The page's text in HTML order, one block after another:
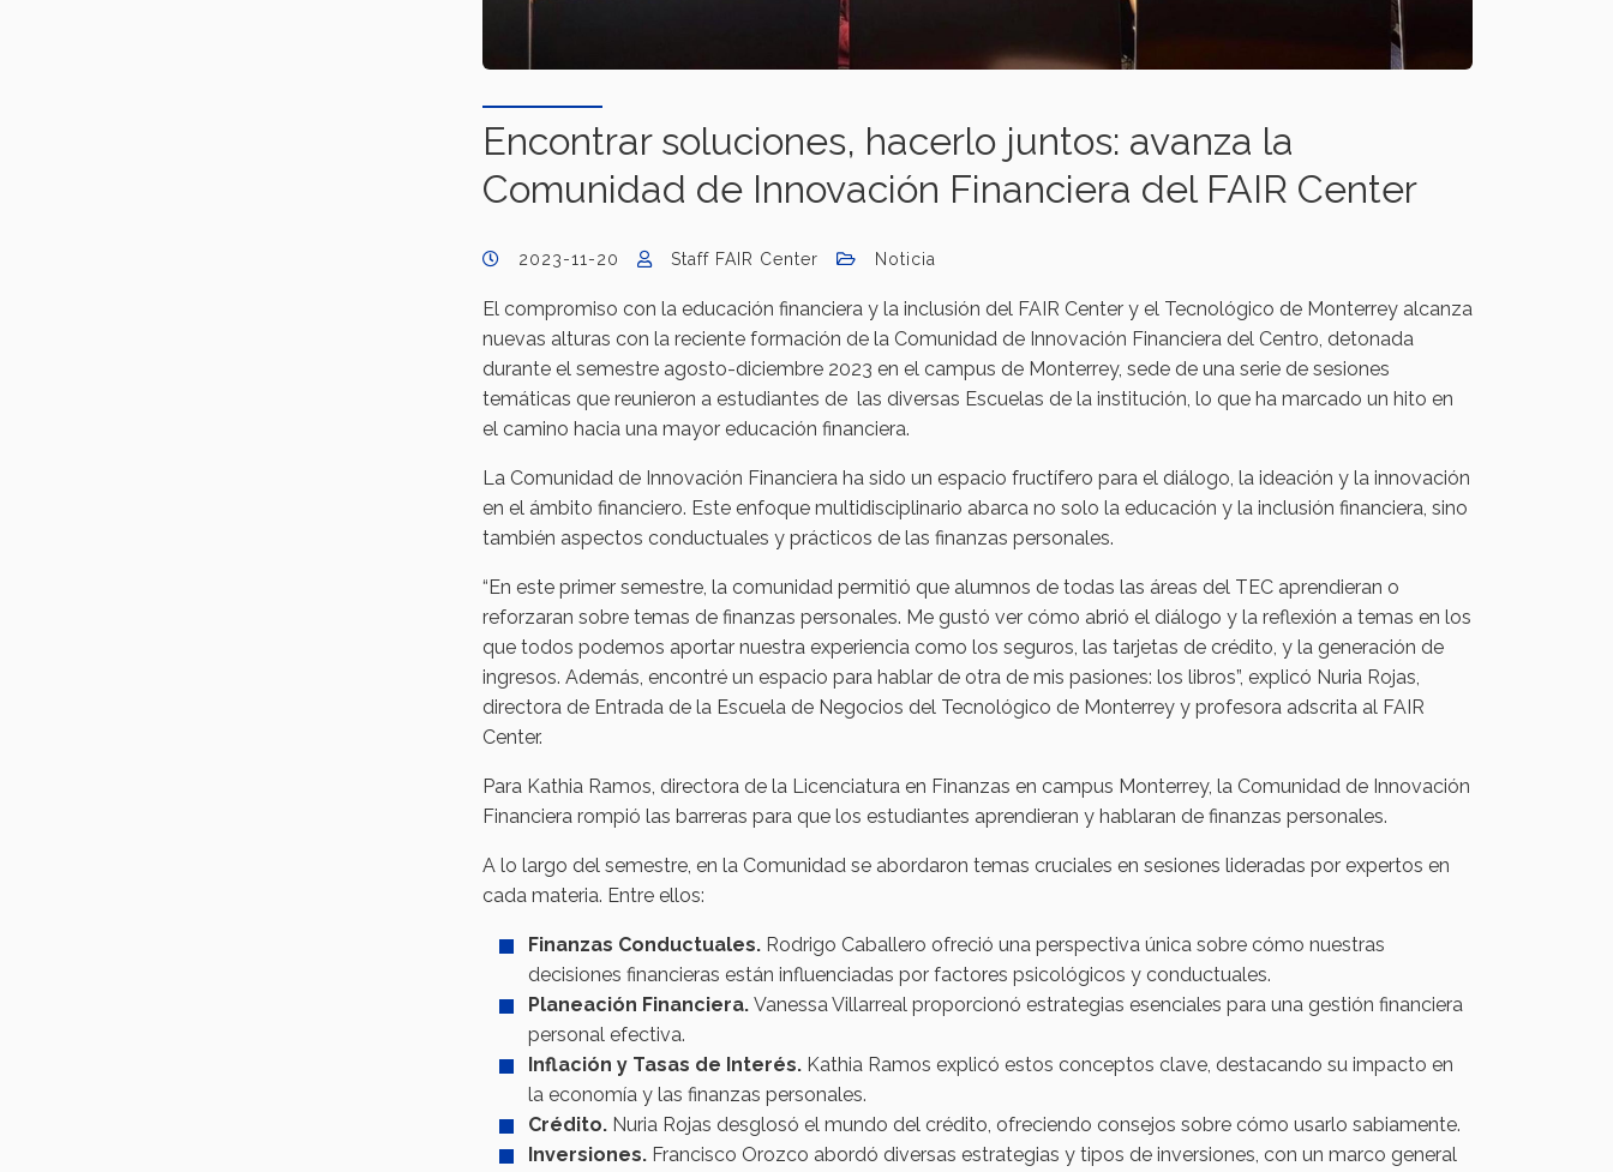
Encontrar soluciones, hacerlo juntos: avanza la
Comunidad de Innovación Financiera del FAIR Center
2023-11-20 Staff FAIR Center Noticia
El compromiso con la educación financiera y la inclusión del FAIR Center y el Tecnológico de Monterrey alcanza
nuevas alturas con la reciente formación de la Comunidad de Innovación Financiera del Centro, detonada
durante el semestre agosto-diciembre 2023 en el campus de Monterrey, sede de una serie de sesiones
temáticas que reunieron a estudiantes de las diversas Escuelas de la institución, lo que ha marcado un hito en
el camino hacia una mayor educación financiera.
La Comunidad de Innovación Financiera ha sido un espacio fructífero para el diálogo, la ideación y la innovación
en el ámbito financiero. Este enfoque multidisciplinario abarca no solo la educación y la inclusión financiera, sino
también aspectos conductuales y prácticos de las finanzas personales.
“En este primer semestre, la comunidad permitió que alumnos de todas las áreas del TEC aprendieran o
reforzaran sobre temas de finanzas personales. Me gustó ver cómo abrió el diálogo y la reflexión a temas en los
que todos podemos aportar nuestra experiencia como los seguros, las tarjetas de crédito, y la generación de
ingresos. Además, encontré un espacio para hablar de otra de mis pasiones: los libros”, explicó Nuria Rojas,
directora de Entrada de la Escuela de Negocios del Tecnológico de Monterrey y profesora adscrita al FAIR
Center.
Para Kathia Ramos, directora de la Licenciatura en Finanzas en campus Monterrey, la Comunidad de Innovación
Financiera rompió las barreras para que los estudiantes aprendieran y hablaran de finanzas personales.
A lo largo del semestre, en la Comunidad se abordaron temas cruciales en sesiones lideradas por expertos en
cada materia. Entre ellos:
Finanzas Conductuales. Rodrigo Caballero ofreció una perspectiva única sobre cómo nuestras
decisiones financieras están influenciadas por factores psicológicos y conductuales.
Planeación Financiera. Vanessa Villarreal proporcionó estrategias esenciales para una gestión financiera
personal efectiva.
Inflación y Tasas de Interés. Kathia Ramos explicó estos conceptos clave, destacando su impacto en
la economía y las finanzas personales.
Crédito. Nuria Rojas desglosó el mundo del crédito, ofreciendo consejos sobre cómo usarlo sabiamente.
Inversiones. Francisco Orozco abordó diversas estrategias y tipos de inversiones, con un marco general